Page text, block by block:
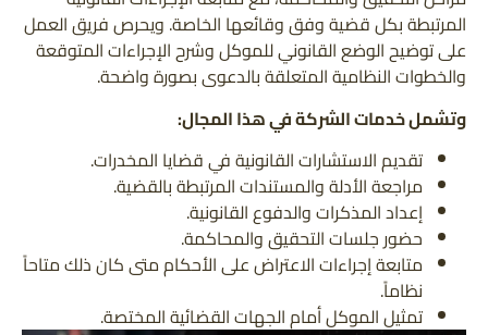
المرتبطة بكل قضية وفق وقائعها الخاصة. ويحرص فريق العمل
على توضيح الوضع القانوني للموكل وشرح الإجراءات المتوقعة
والخطوات النظامية المتعلقة بالدعوى بصورة واضحة.
وتشمل خدمات الشركة في هذا المجال:
تقديم الاستشارات القانونية في قضايا المخدرات.
مراجعة الأدلة والمستندات المرتبطة بالقضية.
إعداد المذكرات والدفوع القانونية.
حضور جلسات التحقيق والمحاكمة.
متابعة إجراءات الاعتراض على الأحكام متى كان ذلك متاحاً
نظاماً.
تمثيل الموكل أمام الجهات القضائية المختصة.